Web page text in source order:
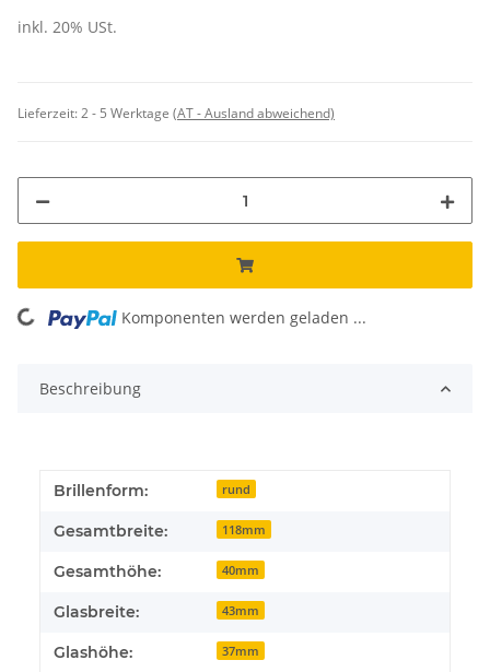
inkl. 20% USt.
Lieferzeit:2 - 5 Werktage (AT - Ausland abweichend)
Loading... Komponenten werden geladen ...
Beschreibung
Brillenform: rund
Gesamtbreite: 118mm
Gesamthöhe: 40mm
Glasbreite: 43mm
Glashöhe: 37mm